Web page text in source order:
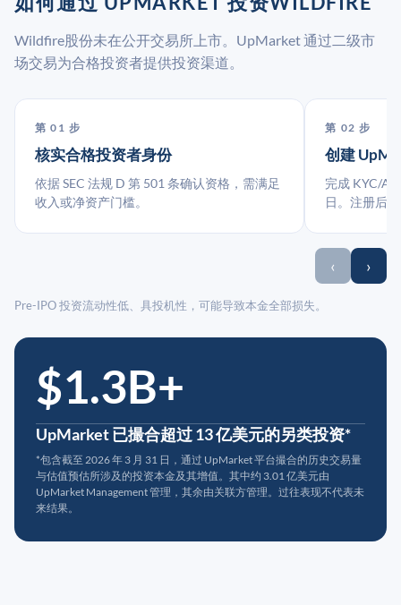
Wildfire股份未在公开交易所上市。UpMarket 通过二级市
场交易为合格投资者提供投资渠道。
第 01 步
核实合格投资者身份
依据 SEC 法规 D 第 501 条确认资格，需满足
收入或净资产门槛。
第 02 步
创建
完成 KYC/
日。注册后
‹ ›
Pre-IPO 投资流动性低、具投机性，可能导致本金全部损失。
$1.3B+
UpMarket 已撮合超过 13 亿美元的另类投资*
*包含截至 2026 年 3 月 31 日，通过 UpMarket 平台撮合的历史交易量
与估值预估所涉及的投资本金及其增值。其中约 3.01 亿美元由
UpMarket Management 管理，其余由关联方管理。过往表现不代表未
来结果。